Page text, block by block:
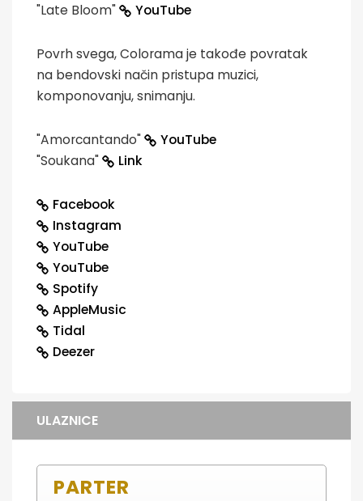
"Late Bloom" YouTube
Povrh svega, Colorama je takođe povratak
na bendovski način pristupa muzici,
komponovanju, snimanju.
"Amorcantando"
YouTube
"Soukana"
Link
Facebook
Instagram
YouTube
YouTube
Spotify
AppleMusic
Tidal
Deezer
ULAZNICE
PARTER